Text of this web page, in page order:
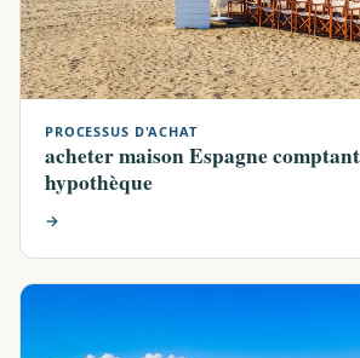
PROCESSUS D'ACHAT
acheter maison Espagne
hypothèque
→